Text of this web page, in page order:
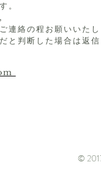
。
連絡の程お願いいた
と判断した場合は返
©